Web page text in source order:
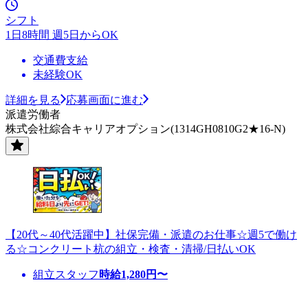
シフト
1日8時間 週5日からOK
交通費支給
未経験OK
詳細を見る
応募画面に進む
派遣労働者
株式会社綜合キャリアオプション(1314GH0810G2★16-N)
【20代～40代活躍中】社保完備・派遣のお仕事☆週5で働け
る☆コンクリート杭の組立・検査・清掃/日払いOK
組立スタッフ 時給1,280円〜